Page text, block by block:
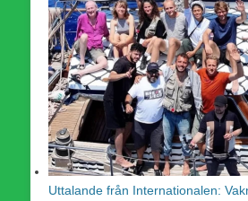
Uttalande från Internationalen: